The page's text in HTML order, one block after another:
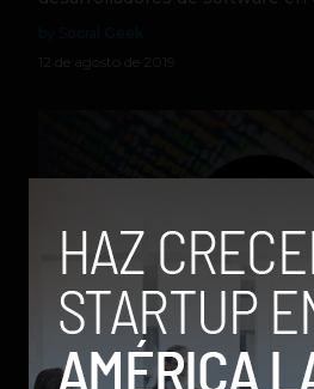
12 de agosto de 2019
GitHub bloquea desarrolladores